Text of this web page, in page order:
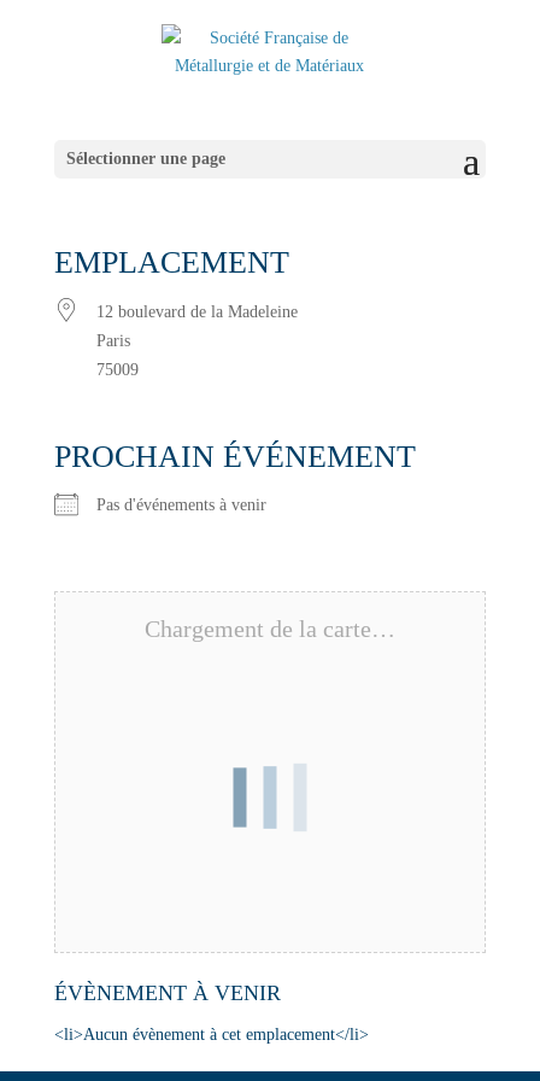
Sélectionner une page
EMPLACEMENT
12 boulevard de la Madeleine
Paris
75009
PROCHAIN ÉVÉNEMENT
Pas d'événements à venir
Chargement de la carte…
ÉVÈNEMENT À VENIR
<li>Aucun évènement à cet emplacement</li>